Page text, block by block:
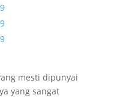
mesti dipunyai
yang sangat